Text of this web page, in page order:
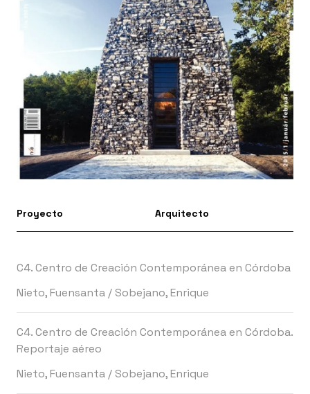
Proyecto Arquitecto
C4. Centro de Creación Contemporánea en Córdoba
Nieto, Fuensanta / Sobejano, Enrique
C4. Centro de Creación Contemporánea en Córdoba.
Reportaje aéreo
Nieto, Fuensanta / Sobejano, Enrique